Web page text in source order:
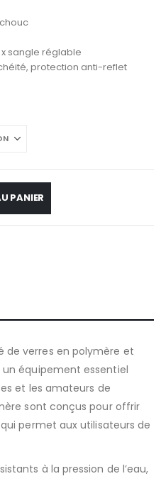
sangle réglable
protection anti-reflet
PANIER
de verres en polymère et
équipement essentiel
et les amateurs de
sont conçus pour offrir
permet aux utilisateurs de
à la pression de l’eau,